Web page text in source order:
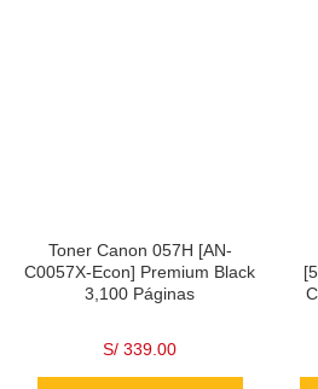
Toner Canon 057H [AN-
C0057X-Econ] Premium Black
3,100 Páginas
S/ 339.00